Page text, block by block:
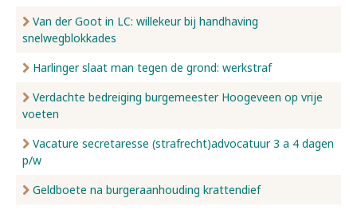
Van der Goot in LC: willekeur bij handhaving
snelwegblokkades
Harlinger slaat man tegen de grond: werkstraf
Verdachte bedreiging burgemeester Hoogeveen op vrije
voeten
Vacature secretaresse (strafrecht)advocatuur 3 a 4 dagen
p/w
Geldboete na burgeraanhouding krattendief